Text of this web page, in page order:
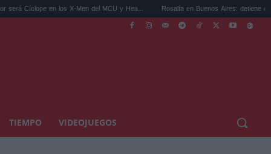
en los X-Men del MCU y Hea... Rosalía en Buenos Aires: detiene el tráfico y se
TIEMPO VIDEOJUEGOS